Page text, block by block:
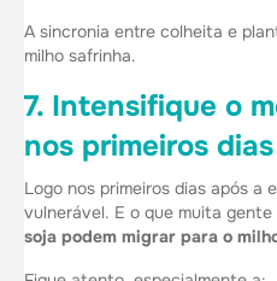
A sincronia entre colheita e
milho safrinha.
7. Intensifique o
nos primeiros dias
Logo nos primeiros dias após a
vulnerável. E o que muita
soja podem migrar para o